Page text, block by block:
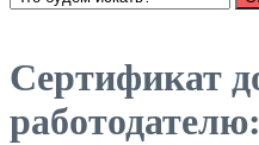
Сертификат